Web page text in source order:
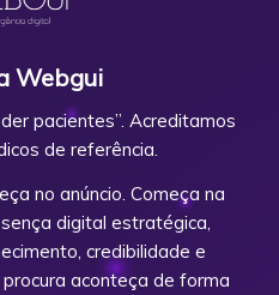
Webgui
pacientes”. Acreditamos
de referência.
no anúncio. Começa na
digital estratégica,
credibilidade e
aconteça de forma